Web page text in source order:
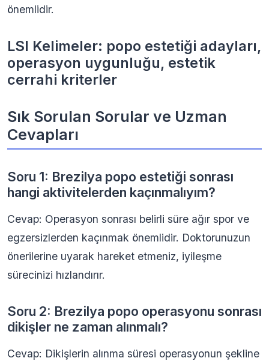
önemlidir.
LSI Kelimeler: popo estetiği adayları,
operasyon uygunluğu, estetik
cerrahi kriterler
Sık Sorulan Sorular ve Uzman
Cevapları
Soru 1: Brezilya popo estetiği sonrası
hangi aktivitelerden kaçınmalıyım?
Cevap: Operasyon sonrası belirli süre ağır spor ve
egzersizlerden kaçınmak önemlidir. Doktorunuzun
önerilerine uyarak hareket etmeniz, iyileşme
sürecinizi hızlandırır.
Soru 2: Brezilya popo operasyonu sonrası
dikişler ne zaman alınmalı?
Cevap: Dikişlerin alınma süresi operasyonun şekline